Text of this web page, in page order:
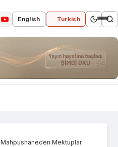
English Turkish
Mahpushaneden Mektuplar